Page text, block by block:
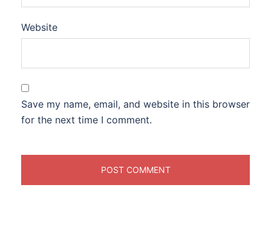
Website
Save my name, email, and website in this browser
for the next time I comment.